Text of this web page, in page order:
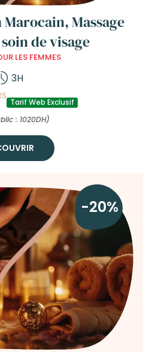
Massage
de visage
LES FEMMES
3H
Tarif Web Exclusif
: 1020DH)
-20%